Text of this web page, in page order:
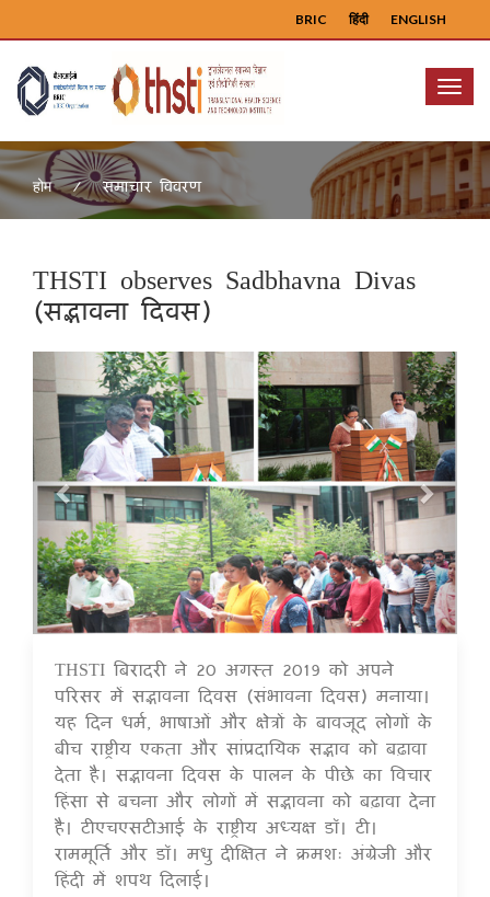
ENGLISH
हिंदी
BRIC
Menu
होम समाचार विवरण
THSTI observes Sadbhavna Divas
(सद्भावना दिवस)
Previous Next
16 Jul 2020
THSTI बिरादरी ने 20 अगस्त 2019 को अपने
परिसर में सद्भावना दिवस (संभावना दिवस) मनाया।
यह दिन धर्म, भाषाओं और क्षेत्रों के बावजूद लोगों के
बीच राष्ट्रीय एकता और सांप्रदायिक सद्भाव को बढ़ावा
देता है। सद्भावना दिवस के पालन के पीछे का विचार
हिंसा से बचना और लोगों में सद्भावना को बढ़ावा देना
है। टीएचएसटीआई के राष्ट्रीय अध्यक्ष डॉ। टी।
राममूर्ति और डॉ। मधु दीक्षित ने क्रमशः अंग्रेजी और
हिंदी में शपथ दिलाई।